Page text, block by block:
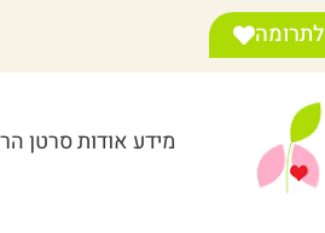
לתרומה
מידע אודות סרטן